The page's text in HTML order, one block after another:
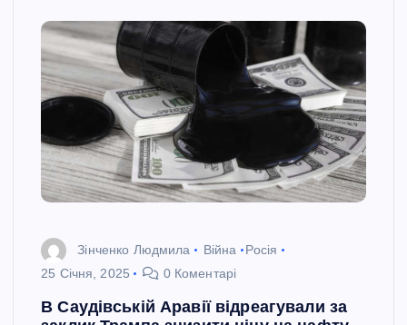
Зінченко Людмила Війна
Росія
25 Січня, 2025
0 Коментарі
В Саудівській Аравії відреагували за